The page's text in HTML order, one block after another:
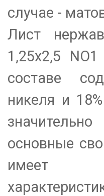
случае -
Лист
1,25х2,5
составе
никеля и
основные
имеет